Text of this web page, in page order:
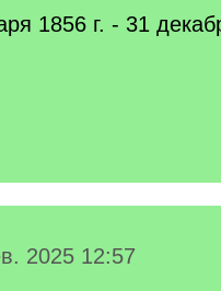
1856 г. - 31
2025 12:57